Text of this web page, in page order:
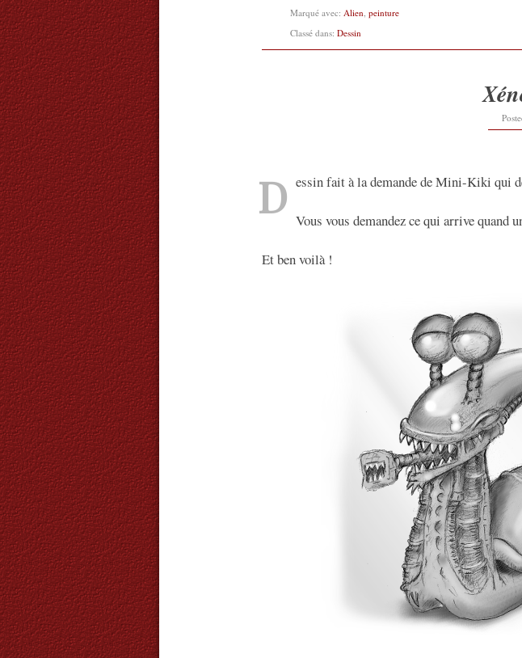
Marqué avec: Alien, peinture
Classé dans: Dessin
D essin fait à la demande de Mini-Kiki qui
Vous vous demandez ce qui arrive quand
Et ben voilà !